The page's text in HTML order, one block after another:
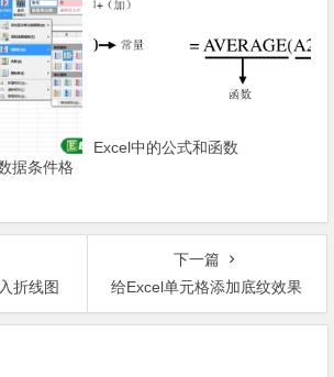
据条件格
Excel中的公式和函数
折线图
下一篇
给Excel单元格添加底纹效果